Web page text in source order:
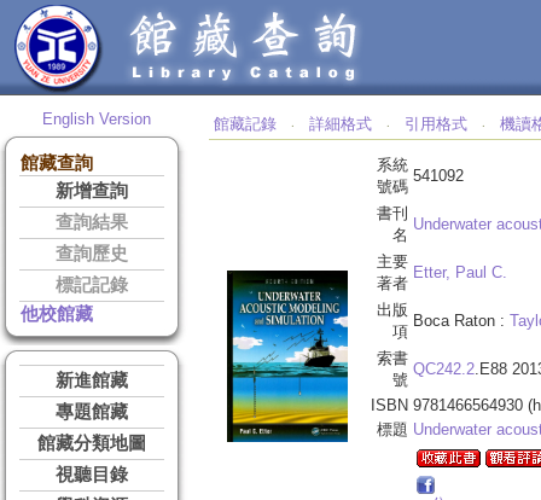
English Version
館藏查詢
新增查詢
查詢結果
查詢歷史
標記記錄
他校館藏
新進館藏
專題館藏
館藏分類地圖
視聽目錄
館藏記錄 ‧ 詳細格式 ‧ 引用格式 ‧ 機讀
系統
號碼
541092
書刊
名
Underwater
主要
著者
Etter, Paul C.
出版
項
Boca Raton :
索書
號
QC242.2.E88
ISBN 9781466564930
標題 Underwater